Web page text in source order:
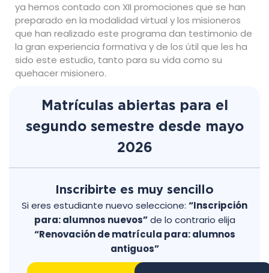
ya hemos contado con XII promociones que se han
preparado en la modalidad virtual y los misioneros
que han realizado este programa dan testimonio de
la gran experiencia formativa y de los útil que les ha
sido este estudio, tanto para su vida como su
quehacer misionero.
Matrículas abiertas para el
segundo semestre desde mayo
2026
Inscribirte es muy sencillo
Si eres estudiante nuevo seleccione: “Inscripción
para: alumnos nuevos”de lo contrario elija
“Renovación de matrícula para: alumnos
antiguos”